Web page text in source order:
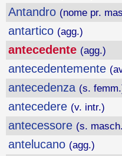
Antandro (nome pr.
antartico (agg.)
antecedente (agg.)
antecedentemente
antecedenza (s.
antecedere (v. intr.)
antecessore (s.
antelucano (agg.)